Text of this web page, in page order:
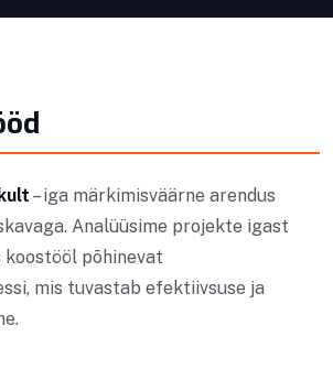
– iga märkimisväärne arendus
Analüüsime projekte igast
koostööl põhinevat
mis tuvastab efektiivsuse ja